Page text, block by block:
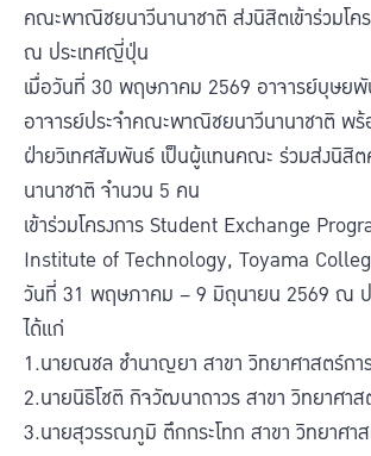
คณะพาณิชยนาวีนานาชาติ ส่งนิสิตเข้าร่วมโค
ณ ประเทศญี่ปุ่น
เมื่อวันที่ 30 พฤษภาคม 2569 อาจารย์บุษย
อาจารย์ประจำคณะพาณิชยนาวีนานาชาติ พร้
ฝ่ายวิเทศสัมพันธ์ เป็นผู้แทนคณะ ร่วมส่งนิสิ
นานาชาติ จำนวน 5 คน
เข้าร่วมโครงการ Student Exchange
Institute of Technology, Toyama
วันที่ 31 พฤษภาคม – 9 มิถุนายน 2569 ณ
ได้แก่
1.นายณชล ชำนาญยา สาขา วิทยาศาสตร์กา
2.นายนิธิโชติ กิจวัฒนาถาวร สาขา วิทยาศาส
3.นายสุวรรณภูมิ ตึกกระโทก สาขา วิทยาศาส